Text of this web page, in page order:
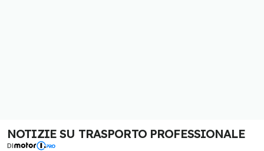
NOTIZIE SU TRASPORTO PROFESSIONALE
DI